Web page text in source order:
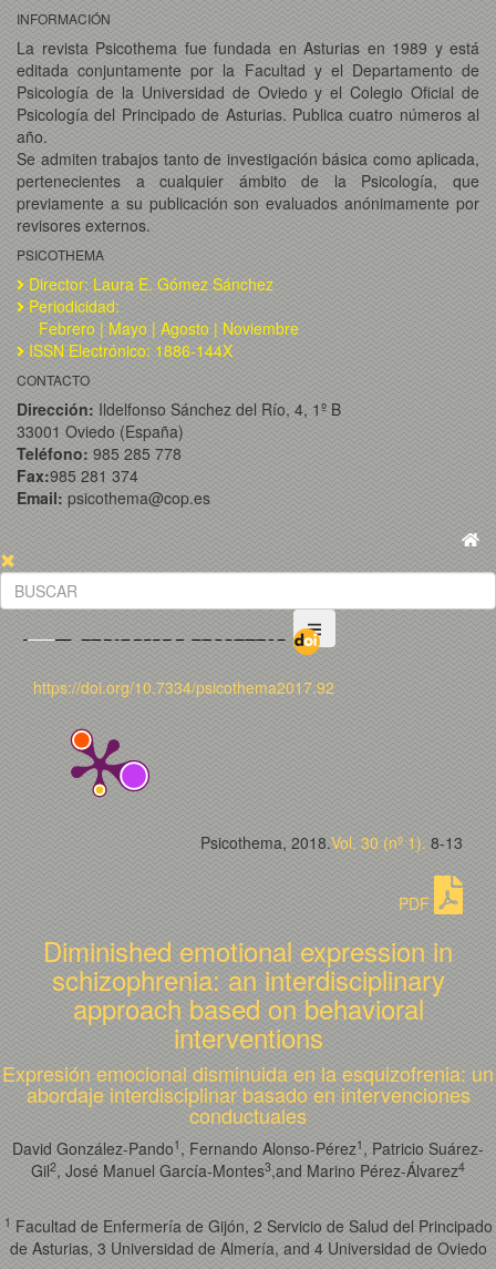
INFORMACIÓN
La revista Psicothema fue fundada en Asturias en 1989 y está
editada conjuntamente por la Facultad y el Departamento de
Psicología de la Universidad de Oviedo y el Colegio Oficial de
Psicología del Principado de Asturias. Publica cuatro números al
año.
Se admiten trabajos tanto de investigación básica como aplicada,
pertenecientes a cualquier ámbito de la Psicología, que
previamente a su publicación son evaluados anónimamente por
revisores externos.
PSICOTHEMA
Director: Laura E. Gómez Sánchez
Periodicidad:
Febrero | Mayo | Agosto | Noviembre
ISSN Electrónico: 1886-144X
CONTACTO
Dirección: Ildelfonso Sánchez del Río, 4, 1º B
33001 Oviedo (España)
Teléfono: 985 285 778
Fax:985 281 374
Email: psicothema@cop.es
https://doi.org/10.7334/psicothema2017.92
Psicothema, 2018.Vol. 30 (nº 1). 8-13
PDF
Diminished emotional expression in
schizophrenia: an interdisciplinary
approach based on behavioral
interventions
Expresión emocional disminuida en la esquizofrenia: un
abordaje interdisciplinar basado en intervenciones
conductuales
David González-Pando1 , Fernando Alonso-Pérez1 , Patricio Suárez-
Gil2, José Manuel García-Montes3,and Marino Pérez-Álvarez4
1 Facultad de Enfermería de Gijón, 2 Servicio de Salud del Principado
de Asturias, 3 Universidad de Almería, and 4 Universidad de Oviedo